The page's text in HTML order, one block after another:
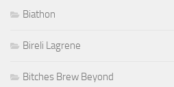
Biathon
Bireli Lagrene
Bitches Brew Beyond